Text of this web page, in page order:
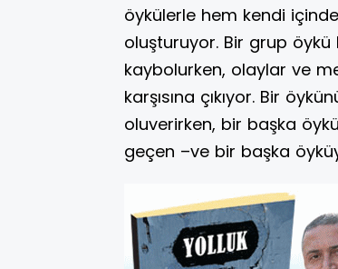
öykülerle hem kendi
oluşturuyor. Bir grup
kaybolurken, olaylar ve
karşısına çıkıyor. Bir
oluverirken, bir başka
geçen –ve bir başka